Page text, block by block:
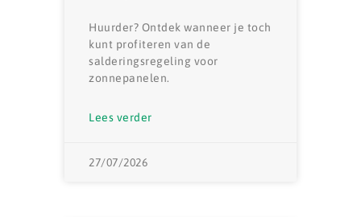
Huurder? Ontdek wanneer je toch
kunt profiteren van de
salderingsregeling voor
zonnepanelen.
Lees verder
27/07/2026